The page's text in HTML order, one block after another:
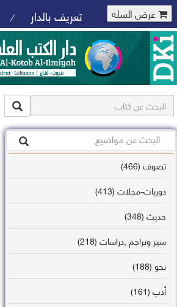
عرض السله تعريف بالدار /
تصوف (466)
دوريات-مجلات (413)
حديث (348)
سير وتراجم ,دراسات (218)
نحو (188)
أدب (161)